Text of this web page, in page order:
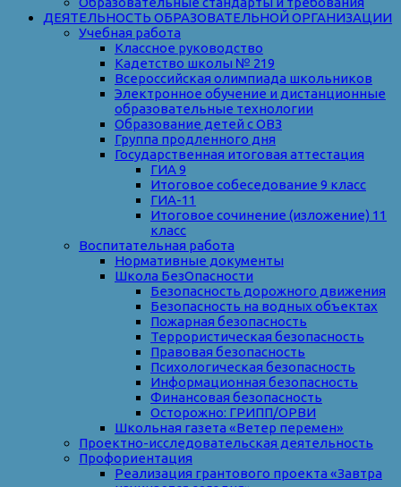
ДЕЯТЕЛЬНОСТЬ ОБРАЗОВАТЕЛЬНОЙ ОРГАНИЗАЦИИ
Учебная работа
Классное руководство
Кадетство школы № 219
Всероссийская олимпиада школьников
Электронное обучение и дистанционные
образовательные технологии
Образование детей с ОВЗ
Группа продленного дня
Государственная итоговая аттестация
ГИА 9
Итоговое собеседование 9 класс
ГИА-11
Итоговое сочинение (изложение) 11
класс
Воспитательная работа
Нормативные документы
Школа БезОпасности
Безопасность дорожного движения
Безопасность на водных объектах
Пожарная безопасность
Террористическая безопасность
Правовая безопасность
Психологическая безопасность
Информационная безопасность
Финансовая безопасность
Осторожно: ГРИПП/ОРВИ
Школьная газета «Ветер перемен»
Проектно-исследовательская деятельность
Профориентация
Реализация грантового проекта «Завтра